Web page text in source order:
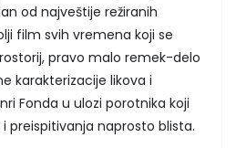
od najveštije režiranih
film svih vremena koji se
pravo malo remek-delo
karakterizacije likova i
Fonda u ulozi porotnika koji
preispitivanja naprosto blista.